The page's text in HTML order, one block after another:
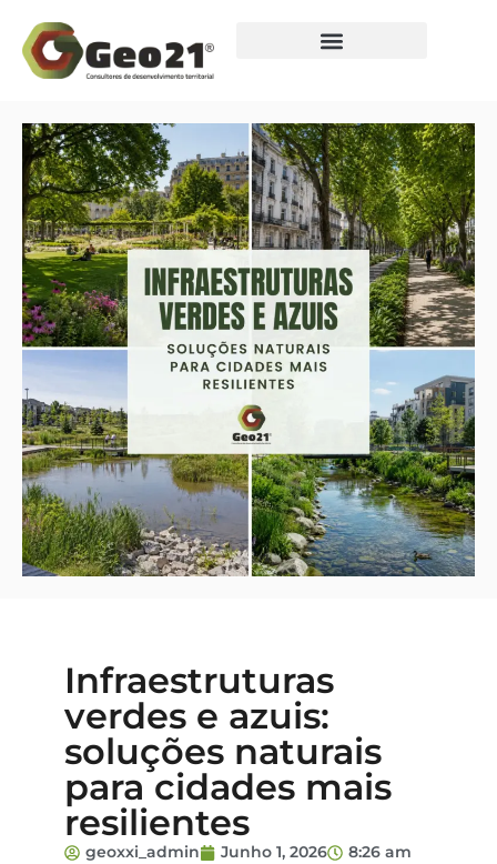
Infraestruturas
verdes e azuis:
soluções naturais
para cidades mais
resilientes
geoxxi_admin Junho 1, 2026 8:26 am